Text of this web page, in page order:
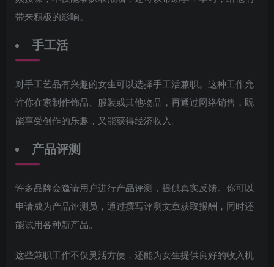
带来积极的影响。
手工活
对手工艺品有兴趣的女生可以选择手工活兼职。这种工作允
许你在家制作饰品、服装或其他物品，再通过网络销售，既
能享受创作的乐趣，又能获得经济收入。
产品评测
许多品牌会邀请用户进行产品评测，提供真实反馈。你可以
申请成为产品评测员，通过撰写评测文章获取报酬，同时还
能试用各种新产品。
这些兼职工作不仅灵活方便，还能为女生提供良好的收入机